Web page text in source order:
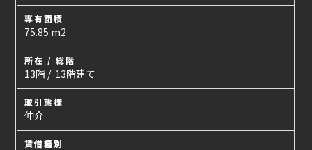
専有面積
75.85 m2
所在 / 総階
13階 / 13階建て
取引態様
仲介
賃借種別